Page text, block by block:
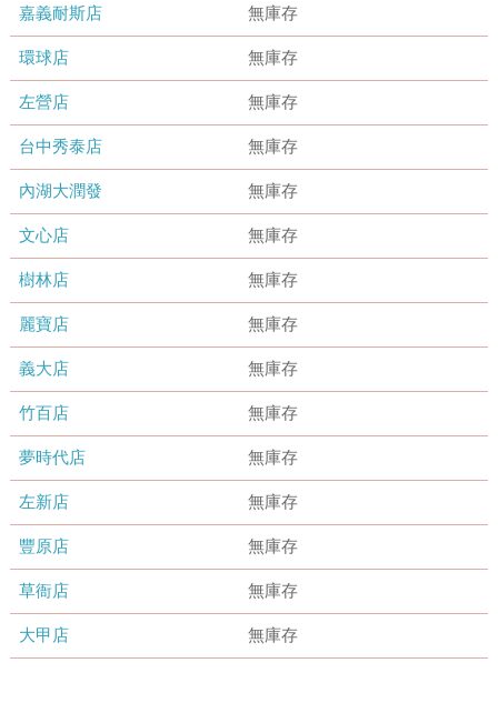
嘉義耐斯店 無庫存
環球店 無庫存
左營店 無庫存
台中秀泰店 無庫存
內湖大潤發 無庫存
文心店 無庫存
樹林店 無庫存
麗寶店 無庫存
義大店 無庫存
竹百店 無庫存
夢時代店 無庫存
左新店 無庫存
豐原店 無庫存
草衙店 無庫存
大甲店 無庫存